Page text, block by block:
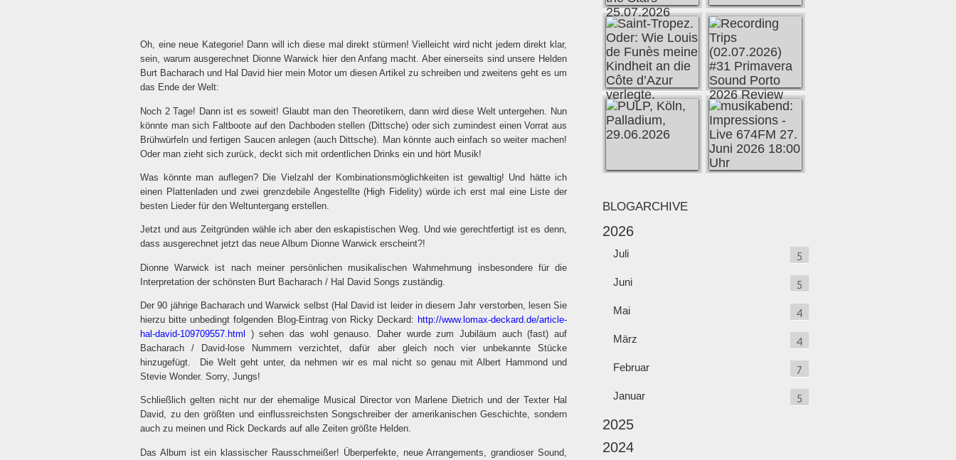
Oh, eine neue Kategorie! Dann will ich diese mal direkt stürmen! Vielleicht wird nicht jedem direkt klar,
sein, warum ausgerechnet Dionne Warwick hier den Anfang macht. Aber einerseits sind unsere Helden
Burt Bacharach und Hal David hier mein Motor um diesen Artikel zu schreiben und zweitens geht es um
das Ende der Welt:
Noch 2 Tage! Dann ist es soweit! Glaubt man den Theoretikern, dann wird diese Welt untergehen. Nun
könnte man sich Faltboote auf den Dachboden stellen (Dittsche) oder sich zumindest einen Vorrat aus
Brühwürfeln und fertigen Saucen anlegen (auch Dittsche). Man könnte auch einfach so weiter machen!
Oder man zieht sich zurück, deckt sich mit ordentlichen Drinks ein und hört Musik!
Was könnte man auflegen? Die Vielzahl der Kombinationsmöglichkeiten ist gewaltig! Und hätte ich
einen Plattenladen und zwei grenzdebile Angestellte (High Fidelity) würde ich erst mal eine Liste der
besten Lieder für den Weltuntergang erstellen.
Jetzt und aus Zeitgründen wähle ich aber den eskapistischen Weg. Und wie gerechtfertigt ist es denn,
dass ausgerechnet jetzt das neue Album Dionne Warwick erscheint?!
Dionne Warwick ist nach meiner persönlichen musikalischen Wahrnehmung insbesondere für die
Interpretation der schönsten Burt Bacharach / Hal David Songs zuständig.
Der 90 jährige Bacharach und Warwick selbst (Hal David ist leider in diesem Jahr verstorben, lesen Sie
hierzu bitte unbedingt folgenden Blog-Eintrag von Ricky Deckard: http://www.lomax-deckard.de/article-
hal-david-109709557.html
) sehen das wohl genauso. Daher wurde zum Jubiläum auch (fast) auf
Bacharach / David-lose Nummern verzichtet, dafür aber gleich noch vier unbekannte Stücke
hinzugefügt.
Die Welt geht unter, da nehmen wir es mal nicht so genau mit Albert Hammond und
Stevie Wonder. Sorry, Jungs!
Schließlich gelten nicht nur der ehemalige Musical Director von Marlene Dietrich und der Texter Hal
David, zu den größten und einflussreichsten Songschreiber der amerikanischen Geschichte, sondern
auch zu meinen und Rick Deckards auf alle Zeiten größte Helden.
Das Album ist ein klassischer Rausschmeißer! Überperfekte, neue Arrangements, grandioser Sound,
BLOGARCHIVE
2026
Juli 5
Juni 5
Mai 4
März 4
Februar 7
Januar 5
2025
2024